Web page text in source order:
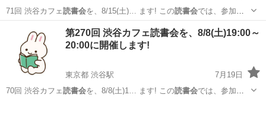
71回 渋谷カフェ読書会 を、8/15(土)… ます! この読書会では、参加者
の方に… 当日は、渋谷カフェ読書会という札が主催者の…
渋谷駅 その他 読書会
第270回 渋谷カフェ読書会を、8/8(土)19:00～
20:00に開催します!
東京都 渋谷駅
7月19日
70回 渋谷カフェ読書会 を、8/8(土)1… ます! この読書会では、参加者